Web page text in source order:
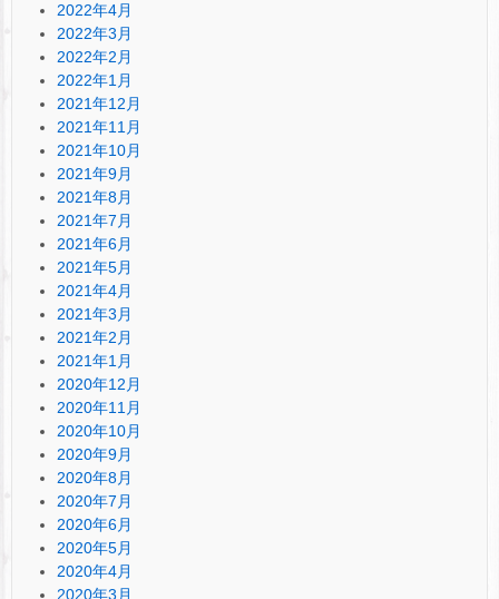
2022年4月
2022年3月
2022年2月
2022年1月
2021年12月
2021年11月
2021年10月
2021年9月
2021年8月
2021年7月
2021年6月
2021年5月
2021年4月
2021年3月
2021年2月
2021年1月
2020年12月
2020年11月
2020年10月
2020年9月
2020年8月
2020年7月
2020年6月
2020年5月
2020年4月
2020年3月